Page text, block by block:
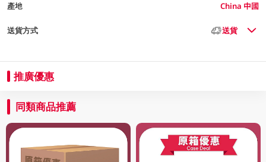
產地 China 中國
送貨方式 送貨
推廣優惠
同類商品推薦